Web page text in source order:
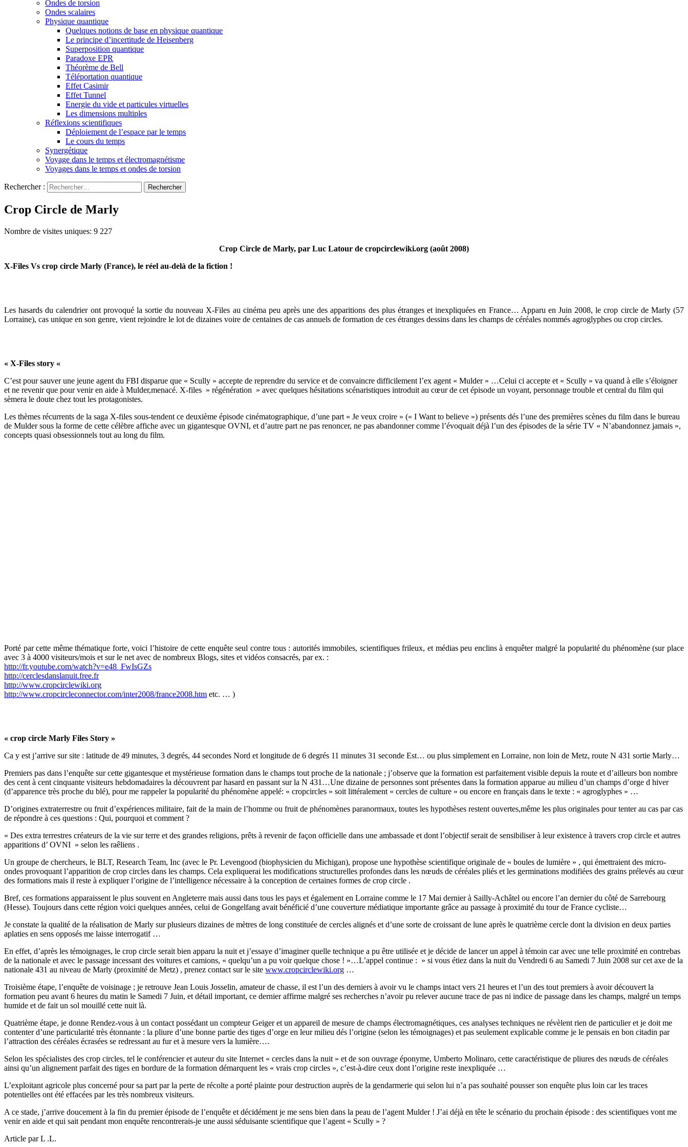
Ondes de torsion
Ondes scalaires
Physique quantique
Quelques notions de base en physique quantique
Le principe d’incertitude de Heisenberg
Superposition quantique
Paradoxe EPR
Théorème de Bell
Téléportation quantique
Effet Casimir
Effet Tunnel
Energie du vide et particules virtuelles
Les dimensions multiples
Réflexions scientifiques
Déploiement de l’espace par le temps
Le cours du temps
Synergétique
Voyage dans le temps et électromagnétisme
Voyages dans le temps et ondes de torsion
Rechercher :
Crop Circle de Marly
Nombre de visites uniques: 9 227
Crop Circle de Marly, par Luc Latour de cropcirclewiki.org (août 2008)
X-Files Vs crop circle Marly (France), le réel au-delà de la fiction !
Les hasards du calendrier ont provoqué la sortie du nouveau X-Files au cinéma peu après une des apparitions des plus étranges et inexpliquées en France… Apparu en Juin 2008, le crop circle de Marly (57
Lorraine), cas unique en son genre, vient rejoindre le lot de dizaines voire de centaines de cas annuels de formation de ces étranges dessins dans les champs de céréales nommés agroglyphes ou crop circles.
« X-Files story «
C’est pour sauver une jeune agent du FBI disparue que « Scully » accepte de reprendre du service et de convaincre difficilement l’ex agent « Mulder » …Celui ci accepte et « Scully » va quand à elle s’éloigner
et ne revenir que pour venir en aide à Mulder,menacé. X-files » régénération » avec quelques hésitations scénaristiques introduit au cœur de cet épisode un voyant, personnage trouble et central du film qui
sèmera le doute chez tout les protagonistes.
Les thèmes récurrents de la saga X-files sous-tendent ce deuxième épisode cinématographique, d’une part « Je veux croire » (« I Want to believe ») présents dés l’une des premières scènes du film dans le bureau
de Mulder sous la forme de cette célèbre affiche avec un gigantesque OVNI, et d’autre part ne pas renoncer, ne pas abandonner comme l’évoquait déjà l’un des épisodes de la série TV « N’abandonnez jamais »,
concepts quasi obsessionnels tout au long du film.
Porté par cette même thématique forte, voici l’histoire de cette enquête seul contre tous : autorités immobiles, scientifiques frileux, et médias peu enclins à enquêter malgré la popularité du phénomène (sur place
avec 3 à 4000 visiteurs/mois et sur le net avec de nombreux Blogs, sites et vidéos consacrés, par ex. :
http://fr.youtube.com/watch?v=e48_FwIsGZs
http://cerclesdanslanuit.free.fr
http://www.cropcirclewiki.org
http://www.cropcircleconnector.com/inter2008/france2008.htm etc. … )
« crop circle Marly Files Story »
Ca y est j’arrive sur site : latitude de 49 minutes, 3 degrés, 44 secondes Nord et longitude de 6 degrés 11 minutes 31 seconde Est… ou plus simplement en Lorraine, non loin de Metz, route N 431 sortie Marly…
Premiers pas dans l’enquête sur cette gigantesque et mystérieuse formation dans le champs tout proche de la nationale ; j’observe que la formation est parfaitement visible depuis la route et d’ailleurs bon nombre
des cent à cent cinquante visiteurs hebdomadaires la découvrent par hasard en passant sur la N 431…Une dizaine de personnes sont présentes dans la formation apparue au milieu d’un champs d’orge d hiver
(d’apparence très proche du blé), pour me rappeler la popularité du phénomène appelé: « cropcircles » soit littéralement « cercles de culture » ou encore en français dans le texte : « agroglyphes » …
D’origines extraterrestre ou fruit d’expériences militaire, fait de la main de l’homme ou fruit de phénomènes paranormaux, toutes les hypothèses restent ouvertes,même les plus originales pour tenter au cas par cas
de répondre à ces questions : Qui, pourquoi et comment ?
« Des extra terrestres créateurs de la vie sur terre et des grandes religions, prêts à revenir de façon officielle dans une ambassade et dont l’objectif serait de sensibiliser à leur existence à travers crop circle et autres
apparitions d’ OVNI » selon les raêliens .
Un groupe de chercheurs, le BLT, Research Team, Inc (avec le Pr. Levengood (biophysicien du Michigan), propose une hypothèse scientifique originale de « boules de lumière » , qui émettraient des micro-
ondes provoquant l’apparition de crop circles dans les champs. Cela expliquerai les modifications structurelles profondes dans les nœuds de céréales pliés et les germinations modifiées des grains prélevés au cœur
des formations mais il reste à expliquer l’origine de l’intelligence nécessaire à la conception de certaines formes de crop circle .
Bref, ces formations apparaissent le plus souvent en Angleterre mais aussi dans tous les pays et également en Lorraine comme le 17 Mai dernier à Sailly-Achâtel ou encore l’an dernier du côté de Sarrebourg
(Hesse). Toujours dans cette région voici quelques années, celui de Gongelfang avait bénéficié d’une couverture médiatique importante grâce au passage à proximité du tour de France cycliste…
Je constate la qualité de la réalisation de Marly sur plusieurs dizaines de mètres de long constituée de cercles alignés et d’une sorte de croissant de lune après le quatrième cercle dont la division en deux parties
aplaties en sens opposés me laisse interrogatif …
En effet, d’après les témoignages, le crop circle serait bien apparu la nuit et j’essaye d’imaginer quelle technique a pu être utilisée et je décide de lancer un appel à témoin car avec une telle proximité en contrebas
de la nationale et avec le passage incessant des voitures et camions, « quelqu’un a pu voir quelque chose ! »…L’appel continue : » si vous étiez dans la nuit du Vendredi 6 au Samedi 7 Juin 2008 sur cet axe de la
nationale 431 au niveau de Marly (proximité de Metz) , prenez contact sur le site www.cropcirclewiki.org …
Troisième étape, l’enquête de voisinage ; je retrouve Jean Louis Josselin, amateur de chasse, il est l’un des derniers à avoir vu le champs intact vers 21 heures et l’un des tout premiers à avoir découvert la
formation peu avant 6 heures du matin le Samedi 7 Juin, et détail important, ce dernier affirme malgré ses recherches n’avoir pu relever aucune trace de pas ni indice de passage dans les champs, malgré un temps
humide et de fait un sol mouillé cette nuit là.
Quatrième étape, je donne Rendez-vous à un contact possédant un compteur Geiger et un appareil de mesure de champs électromagnétiques, ces analyses techniques ne révèlent rien de particulier et je doit me
contenter d’une particularité très étonnante : la pliure d’une bonne partie des tiges d’orge en leur milieu dés l’origine (selon les témoignages) et pas seulement explicable comme je le pensais en bon citadin par
l’attraction des céréales écrasées se redressant au fur et à mesure vers la lumière….
Selon les spécialistes des crop circles, tel le conférencier et auteur du site Internet « cercles dans la nuit » et de son ouvrage éponyme, Umberto Molinaro, cette caractéristique de pliures des nœuds de céréales
ainsi qu’un alignement parfait des tiges en bordure de la formation démarquent les « vrais crop circles », c’est-à-dire ceux dont l’origine reste inexpliquée …
L’exploitant agricole plus concerné pour sa part par la perte de récolte a porté plainte pour destruction auprès de la gendarmerie qui selon lui n’a pas souhaité pousser son enquête plus loin car les traces
potentielles ont été effacées par les très nombreux visiteurs.
A ce stade, j’arrive doucement à la fin du premier épisode de l’enquête et décidément je me sens bien dans la peau de l’agent Mulder ! J’ai déjà en tête le scénario du prochain épisode : des scientifiques vont me
venir en aide et qui sait pendant mon enquête rencontrerais-je une aussi séduisante scientifique que l’agent « Scully » ?
Article par L .L.